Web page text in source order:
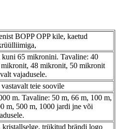
BOPP OPP kile, kaetud
65 mikronini. Tavaline: 40
48 mikronit, 50 mikronit
vajadusele.
teie soovile
m. Tavaline: 50 m, 66 m, 100 m,
m, 500 m, 1000 jardi jne või
kristallselge, trükitud brändi logo